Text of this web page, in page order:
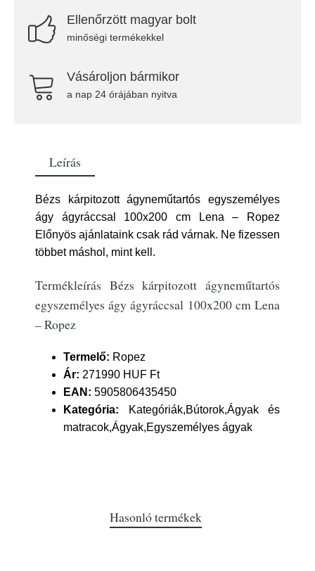
Ellenőrzött magyar bolt
minőségi termékekkel
Vásároljon bármikor
a nap 24 órájában nyitva
Leírás
Bézs kárpitozott ágyneműtartós egyszemélyes
ágy ágyráccsal 100x200 cm Lena – Ropez
Előnyös ajánlataink csak rád várnak. Ne fizessen
többet máshol, mint kell.
Termékleírás Bézs kárpitozott ágyneműtartós
egyszemélyes ágy ágyráccsal 100x200 cm Lena
– Ropez
Termelő: Ropez
Ár: 271990 HUF Ft
EAN: 5905806435450
Kategória: Kategóriák,Bútorok,Ágyak és
matracok,Ágyak,Egyszemélyes ágyak
Hasonló termékek